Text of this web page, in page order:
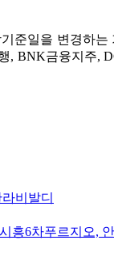
준일을 변경하
BNK금융지주,
비발디
흥6차푸르지오,